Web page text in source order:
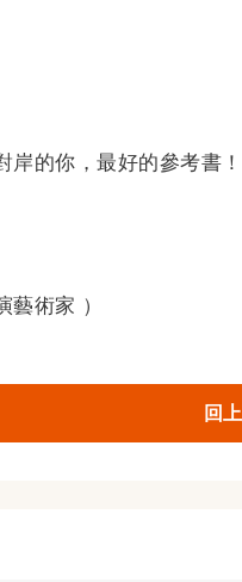
的你，最好的參考書！
藝術家 ）
回